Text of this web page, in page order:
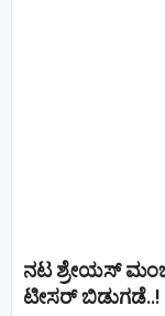
ನಟ ಶ್ರೇಯಸ್
ಟೀಸರ್ ಬಿಡುಗಡೆ..!